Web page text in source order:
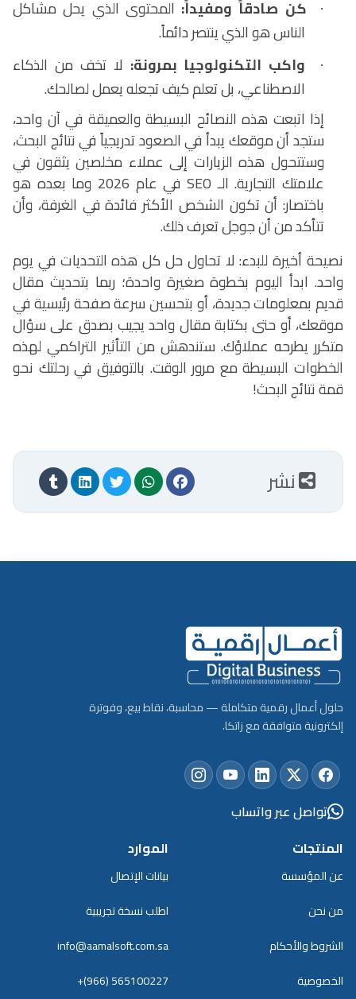
· كن صادقاً ومفيداً: المحتوى الذي يحل مشاكل
الناس هو الذي ينتصر دائماً.
· واكب التكنولوجيا بمرونة: لا تخف من الذكاء
الاصطناعي، بل تعلم كيف تجعله يعمل لصالحك.
إذا اتبعت هذه النصائح البسيطة والعميقة في آن واحد،
ستجد أن موقعك يبدأ في الصعود تدريجياً في نتائج البحث،
وستتحول هذه الزيارات إلى عملاء مخلصين يثقون في
علامتك التجارية. الـ SEO
في عام 2026 وما بعده هو
باختصار: أن تكون الشخص الأكثر فائدة في الغرفة، وأن
تتأكد من أن جوجل تعرف ذلك.
نصيحة أخيرة للبدء: لا تحاول حل كل هذه التحديات في يوم
واحد. ابدأ اليوم بخطوة صغيرة واحدة؛ ربما بتحديث مقال
قديم بمعلومات جديدة، أو بتحسين سرعة صفحة رئيسية في
موقعك، أو حتى بكتابة مقال واحد يجيب بصدق على سؤال
متكرر يطرحه عملاؤك. ستندهش من التأثير التراكمي لهذه
الخطوات البسيطة مع مرور الوقت. بالتوفيق في رحلتك نحو
قمة نتائج البحث!
نشر
حلول أعمال رقمية متكاملة — محاسبة، نقاط بيع، وفوترة
إلكترونية متوافقة مع زاتكا.
تواصل عبر واتساب
المنتجات
عن المؤسسة
من نحن
الشروط والأحكام
الخصوصية
الموارد
بيانات الإتصال
اطلب نسخة تجريبية
info@aamalsoft.com.sa
+(966) 565100227